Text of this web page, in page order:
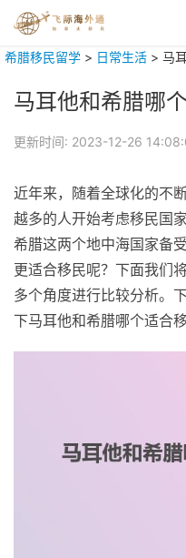
希腊移民留学 > 日常生活 > 马
马耳他和希腊哪
更新时间: 2023-12-26
近年来，随着全球化的不
越多的人开始考虑移民国
希腊这两个地中海国家备
更适合移民呢？下面我们
多个角度进行比较分析。
下马耳他和希腊哪个适合